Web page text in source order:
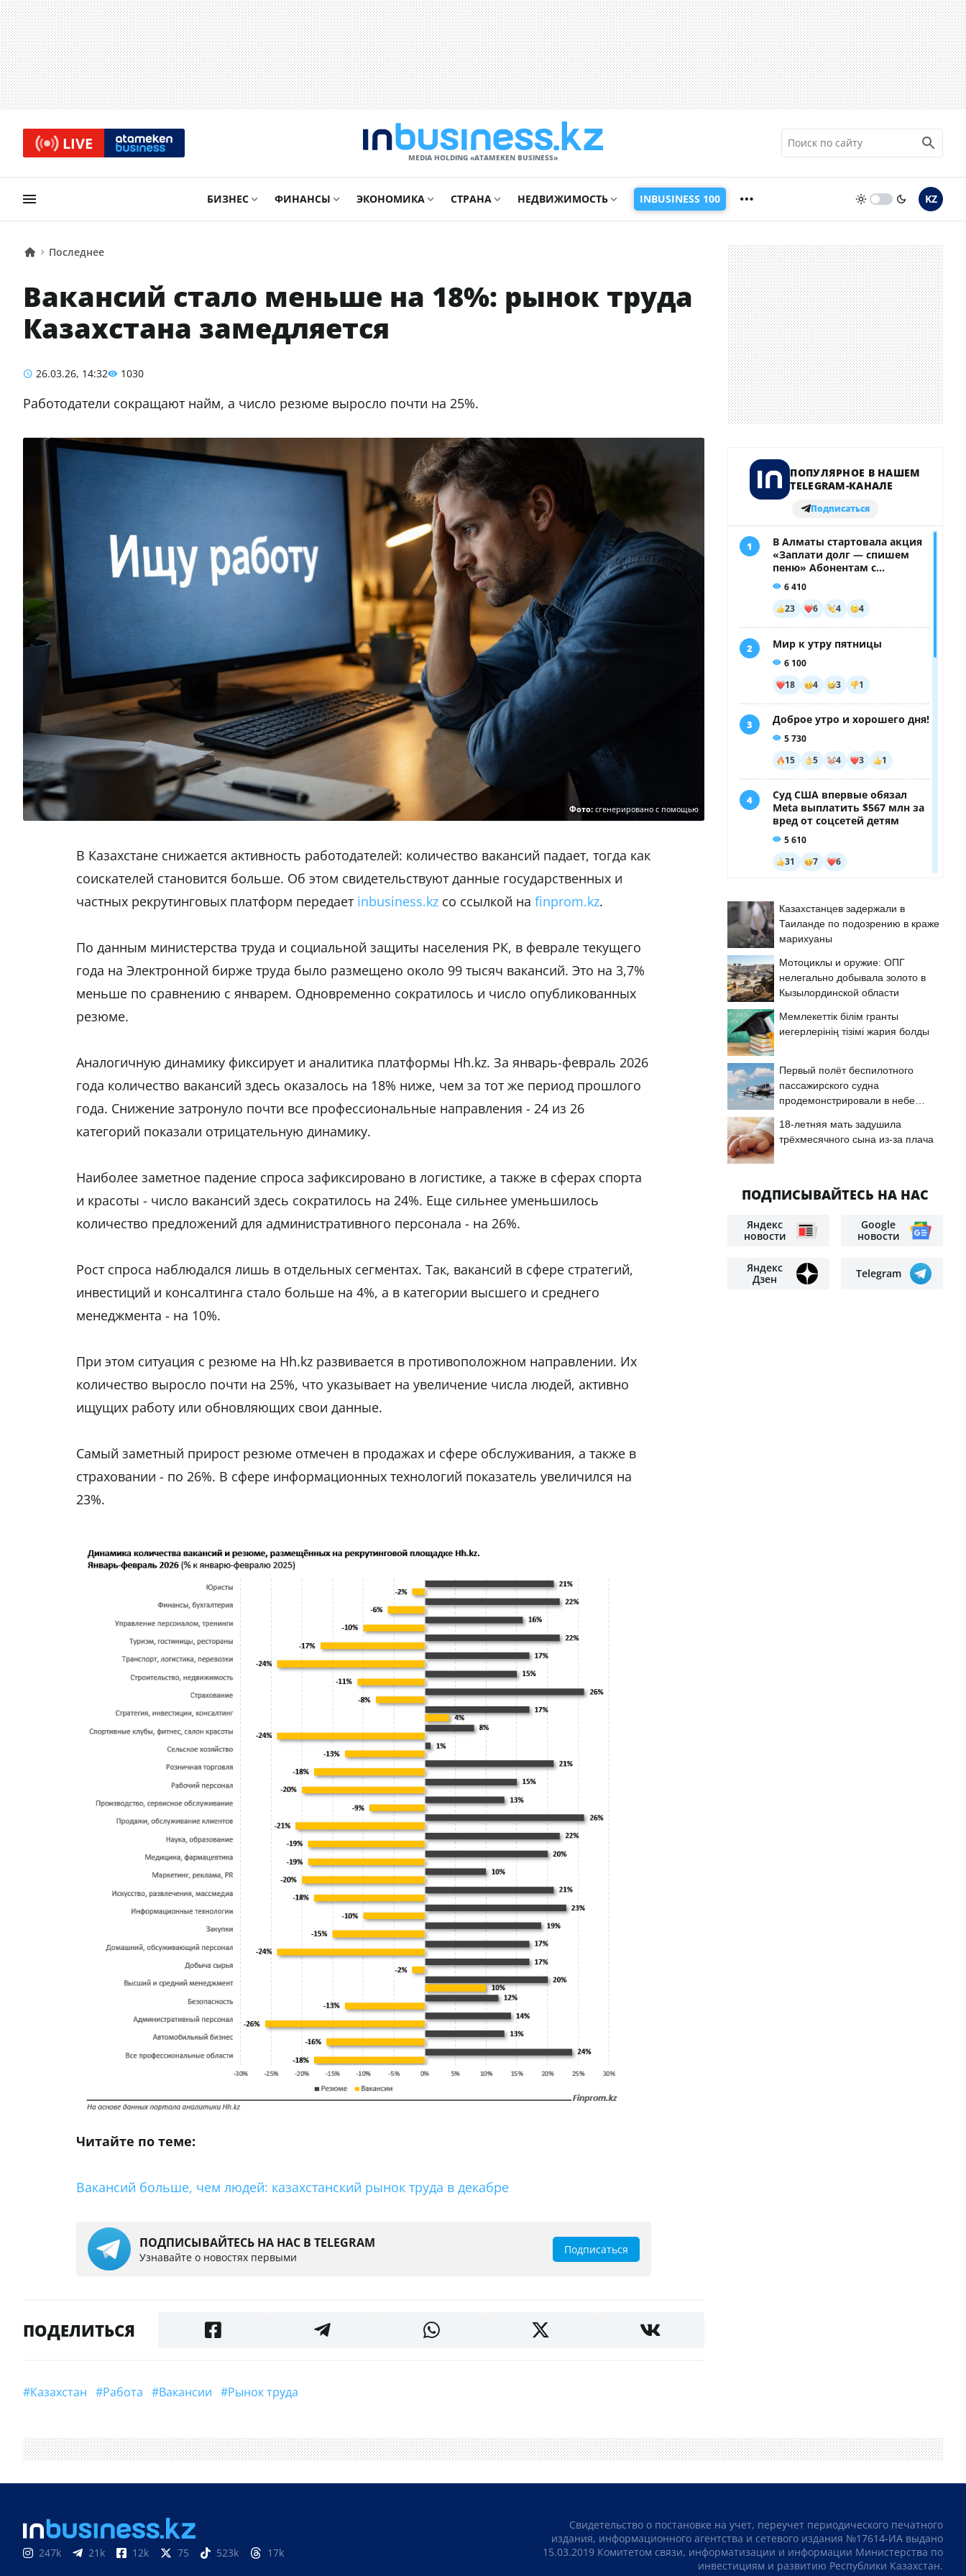
LIVE
MEDIA HOLDING «ATAMEKЕN BUSINESS»
БИЗНЕС ФИНАНСЫ ЭКОНОМИКА СТРАНА НЕДВИЖИМОСТЬ INBUSINESS 100 KZ
Последнее
Вакансий стало меньше на 18%: рынок труда
Казахстана замедляется
26.03.26, 14:32 1030
Работодатели сокращают найм, а число резюме выросло почти на 25%.
Фото:сгенерировано с помощью
В Казахстане снижается активность работодателей: количество вакансий падает, тогда как
соискателей становится больше. Об этом свидетельствуют данные государственных и
частных рекрутинговых платформ передает inbusiness.kz со ссылкой на finprom.kz.
По данным министерства труда и социальной защиты населения РК, в феврале текущего
года на Электронной бирже труда было размещено около 99 тысяч вакансий. Это на 3,7%
меньше по сравнению с январем. Одновременно сократилось и число опубликованных
резюме.
Аналогичную динамику фиксирует и аналитика платформы Hh.kz. За январь-февраль 2026
года количество вакансий здесь оказалось на 18% ниже, чем за тот же период прошлого
года. Снижение затронуло почти все профессиональные направления - 24 из 26
категорий показали отрицательную динамику.
Наиболее заметное падение спроса зафиксировано в логистике, а также в сферах спорта
и красоты - число вакансий здесь сократилось на 24%. Еще сильнее уменьшилось
количество предложений для административного персонала - на 26%.
Рост спроса наблюдался лишь в отдельных сегментах. Так, вакансий в сфере стратегий,
инвестиций и консалтинга стало больше на 4%, а в категории высшего и среднего
менеджмента - на 10%.
При этом ситуация с резюме на Hh.kz развивается в противоположном направлении. Их
количество выросло почти на 25%, что указывает на увеличение числа людей, активно
ищущих работу или обновляющих свои данные.
Самый заметный прирост резюме отмечен в продажах и сфере обслуживания, а также в
страховании - по 26%. В сфере информационных технологий показатель увеличился на
23%.
Читайте по теме:
Вакансий больше, чем людей: казахстанский рынок труда в декабре
ПОДПИСЫВАЙТЕСЬ НА НАС В TELEGRAM
Узнавайте о новостях первыми
Подписаться
ПОДЕЛИТЬСЯ
#Казахстан #Работа #вакансии #рынок труда
Казахстанцев задержали в
Таиланде по подозрению в краже
марихуаны
Мотоциклы и оружие: ОПГ
нелегально добывала золото в
Кызылординской области
Мемлекеттік білім гранты
иегерлерінің тізімі жария болды
Первый полёт беспилотного
пассажирского судна
продемонстрировали в небе
18-летняя мать задушила
трёхмесячного сына из-за плача
ПОДПИСЫВАЙТЕСЬ НА НАС
Яндекс
новости
Google
новости
Яндекс
Дзен
Telegram
247k 21k 12k 75 523k 17k
Свидетельство о постановке на учет, переучет периодического печатного
издания, информационного агентства и сетевого издания №17614-ИА выдано
15.03.2019 Комитетом связи, информатизации и информации Министерства по
инвестициям и развитию Республики Казахстан.